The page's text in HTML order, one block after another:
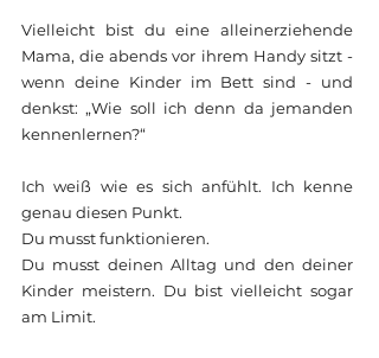
Vielleicht bist du eine alleinerziehende
Mama, die abends vor ihrem Handy sitzt -
wenn deine Kinder im Bett sind - und
denkst: „Wie soll ich denn da jemanden
kennenlernen?“
Ich weiß wie es sich anfühlt. Ich kenne
genau diesen Punkt.
Du musst funktionieren.
Du musst deinen Alltag und den deiner
Kinder meistern. Du bist vielleicht sogar
am Limit.